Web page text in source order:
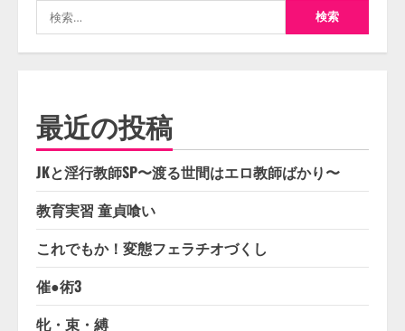
索:
最近の投稿
JKと淫行教師SP〜渡る世間はエロ教師ばかり〜
教育実習 童貞喰い
これでもか！変態フェラチオづくし
催●術3
牝・束・縛